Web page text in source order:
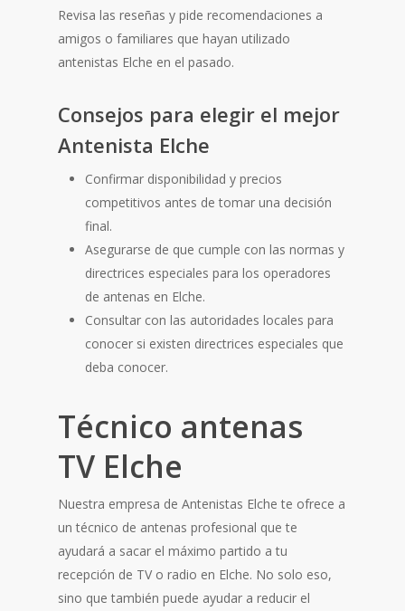
Revisa las reseñas y pide recomendaciones a
amigos o familiares que hayan utilizado
antenistas Elche en el pasado.
Consejos para elegir el mejor
Antenista Elche
Confirmar disponibilidad y precios
competitivos antes de tomar una decisión
final.
Asegurarse de que cumple con las normas y
directrices especiales para los operadores
de antenas en Elche.
Consultar con las autoridades locales para
conocer si existen directrices especiales que
deba conocer.
Técnico antenas
TV Elche
Nuestra empresa de Antenistas Elche te ofrece a
un técnico de antenas profesional que te
ayudará a sacar el máximo partido a tu
recepción de TV o radio en Elche. No solo eso,
sino que también puede ayudar a reducir el